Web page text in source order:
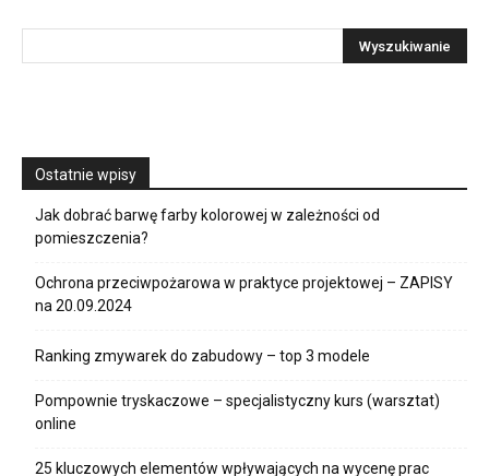
Ostatnie wpisy
Jak dobrać barwę farby kolorowej w zależności od
pomieszczenia?
Ochrona przeciwpożarowa w praktyce projektowej – ZAPISY
na 20.09.2024
Ranking zmywarek do zabudowy – top 3 modele
Pompownie tryskaczowe – specjalistyczny kurs (warsztat)
online
25 kluczowych elementów wpływających na wycenę prac